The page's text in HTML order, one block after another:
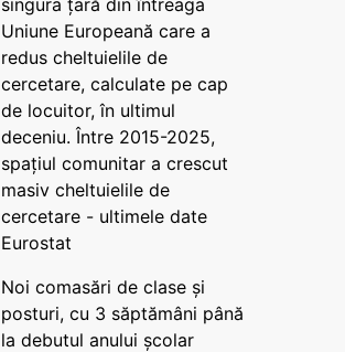
singura țară din întreaga
Uniune Europeană care a
redus cheltuielile de
cercetare, calculate pe cap
de locuitor, în ultimul
deceniu. Între 2015-2025,
spațiul comunitar a crescut
masiv cheltuielile de
cercetare - ultimele date
Eurostat
Noi comasări de clase și
posturi, cu 3 săptămâni până
la debutul anului școlar